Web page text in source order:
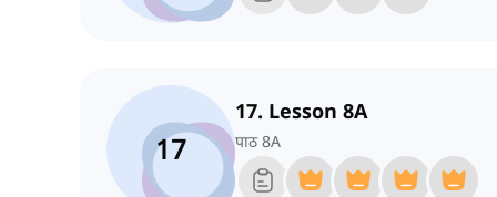
17
17. Lesson 8A
पाठ 8A